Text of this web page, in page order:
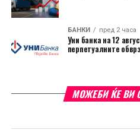
БАНКИ пред 2 часа
Уни банка на 12
перпетуалните
МОЖЕБИ ЌЕ ВИ